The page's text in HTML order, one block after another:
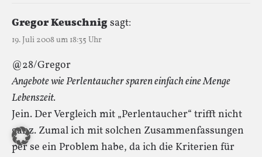
Gregor Keuschnigsagt:
19. Juli 2008 um 18:35 Uhr
@28/Gregor
Angebote wie Perlentaucher sparen einfach eine Menge
Lebenszeit.
Jein. Der Vergleich mit „Perlentaucher“ trifft nicht
ganz. Zumal ich mit solchen Zusammenfassungen
per se ein Problem habe, da ich die Kriterien für